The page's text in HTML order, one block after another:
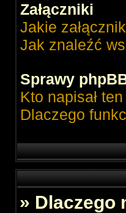
Załączniki
Jakie
Jak znaleźć
Sprawy
Kto napisał
Dlaczego
» Dlaczego